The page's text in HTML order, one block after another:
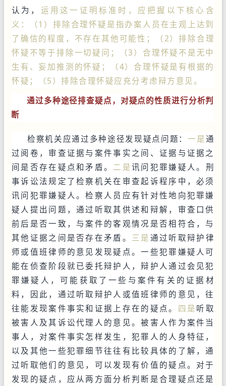
认为， 运用这一证明标准时，应把握以下核心含
义：（1）排除合理怀疑是指办案人员在主观上达到
了确信的程度，不存在其他可能性；（2）排除合理
怀疑不等于排除一切疑问；（3）合理怀疑不是无中
生有、妄加推测的怀疑；（4）合理怀疑是有根据的
怀疑；（5）排除合理怀疑应充分考虑辩方意见。
通过多种途径排查疑点，对疑点的性质进行分析判
断
检察机关应通过多种途径发现疑点问题：一是通
过阅卷，审查证据与案件事实之间、证据与证据之
间是否存在疑点和矛盾。 二是讯问犯罪嫌疑人。刑
事诉讼法规定了检察机关在审查起诉程序中，必须
讯问犯罪嫌疑人。检察人员应有针对性地向犯罪嫌
疑人提出问题，通过听取其供述和辩解，审查口供
前后是否一致，与案件的客观情况是否相符合，与
其他证据之间是否存在矛盾。 三是通过听取辩护律
师或值班律师的意见发现疑点。一些犯罪嫌疑人可
能在侦查阶段就已委托辩护人，辩护人通过会见犯
罪嫌疑人，可能获取了一些与案件有关的证据材
料，因此，通过听取辩护人或值班律师的意见，往
往能发现案件事实和证据上存在的疑点。 四是听取
被害人及其诉讼代理人的意见。被害人作为案件当
事人，对案件事实怎样发生，犯罪人的人身特征，
以及其他一些犯罪细节往往有比较具体的了解，通
过听取他们的意见，可以发现有价值的疑点。对于
发现的疑点，应从两方面分析判断是合理疑点还是